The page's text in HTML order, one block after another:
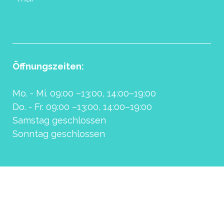
Öffnungszeiten:
Mo. - Mi. 09:00 –13:00, 14:00–19:00
Do. - Fr. 09:00 –13:00, 14:00–19:00
Samstag geschlossen
Sonntag geschlossen